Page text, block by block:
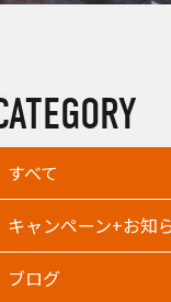
すべて
キャンペーン+お知
ブログ